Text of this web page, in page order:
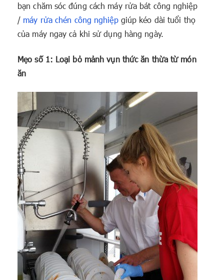
bạn chăm sóc đúng cách máy rửa bát công nghiệp
/ máy rửa chén công nghiệpgiúp kéo dài tuổi thọ
của máy ngay cả khi sử dụng hàng ngày.
Mẹo số 1: Loại bỏ mảnh vụn thức ăn thừa từ món
ăn